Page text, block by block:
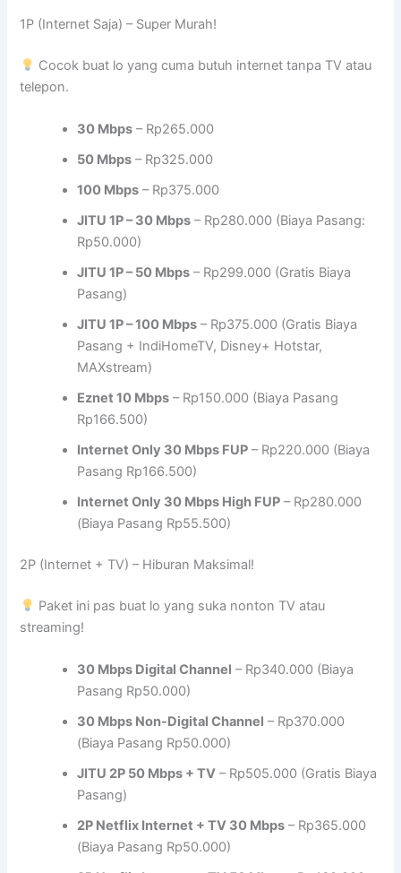
1P (Internet Saja) – Super Murah!
Cocok buat lo yang cuma butuh internet tanpa TV atau
telepon.
30 Mbps – Rp265.000
50 Mbps – Rp325.000
100 Mbps – Rp375.000
JITU 1P – 30 Mbps – Rp280.000 (Biaya Pasang:
Rp50.000)
JITU 1P – 50 Mbps – Rp299.000 (Gratis Biaya
Pasang)
JITU 1P – 100 Mbps – Rp375.000 (Gratis Biaya
Pasang + IndiHomeTV, Disney+ Hotstar,
MAXstream)
Eznet 10 Mbps – Rp150.000 (Biaya Pasang
Rp166.500)
Internet Only 30 Mbps FUP – Rp220.000 (Biaya
Pasang Rp166.500)
Internet Only 30 Mbps High FUP – Rp280.000
(Biaya Pasang Rp55.500)
2P (Internet + TV) – Hiburan Maksimal!
Paket ini pas buat lo yang suka nonton TV atau
streaming!
30 Mbps Digital Channel – Rp340.000 (Biaya
Pasang Rp50.000)
30 Mbps Non-Digital Channel – Rp370.000
(Biaya Pasang Rp50.000)
JITU 2P 50 Mbps + TV – Rp505.000 (Gratis Biaya
Pasang)
2P Netflix Internet + TV 30 Mbps – Rp365.000
(Biaya Pasang Rp50.000)